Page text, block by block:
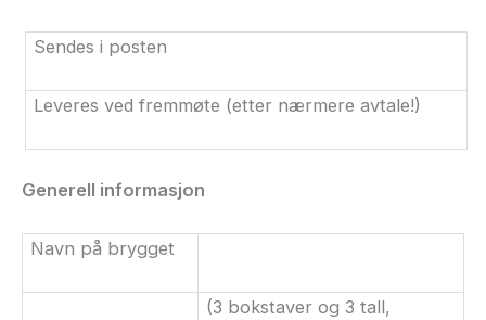
Sendes i posten
Leveres ved fremmøte (etter nærmere avtale!)
Generell informasjon
Navn på brygget
(3 bokstaver og 3 tall,